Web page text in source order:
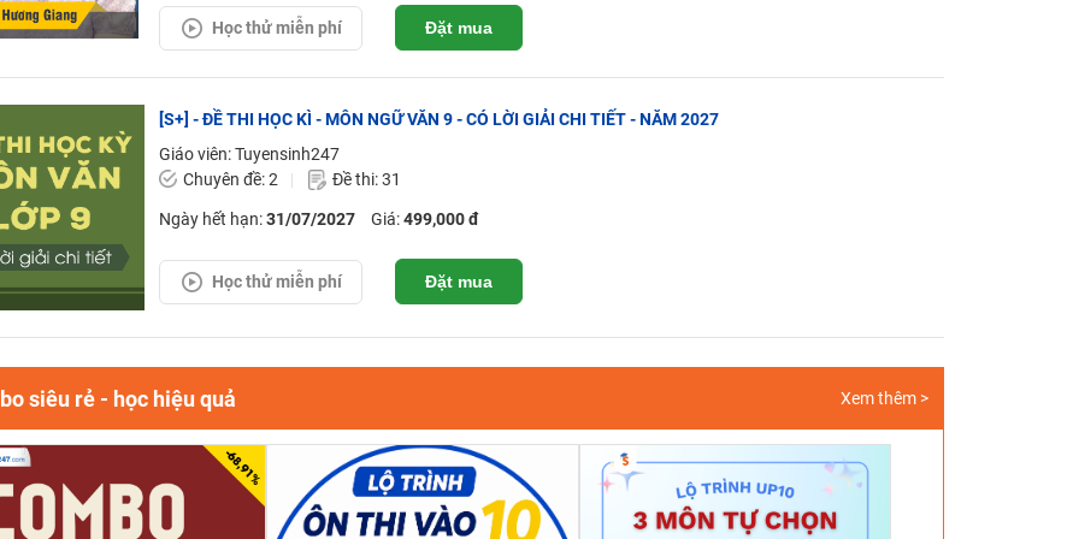
Học thử miễn phí Đặt mua
[S+] - ĐỀ THI HỌC KÌ - MÔN NGỮ VĂN 9 - CÓ LỜI GIẢI CHI TIẾT - NĂM 2027
Giáo viên: Tuyensinh247
Chuyên đề: 2
Đề thi: 31
Ngày hết hạn:31/07/2027 Giá:499,000 đ
Học thử miễn phí Đặt mua
siêu rẻ - học hiệu quả Xem thêm >